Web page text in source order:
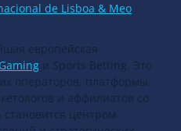
de Lisboa & Meo
европейская
и Sports Betting. Это
операторов, платформы,
и аффилиатов со
центром